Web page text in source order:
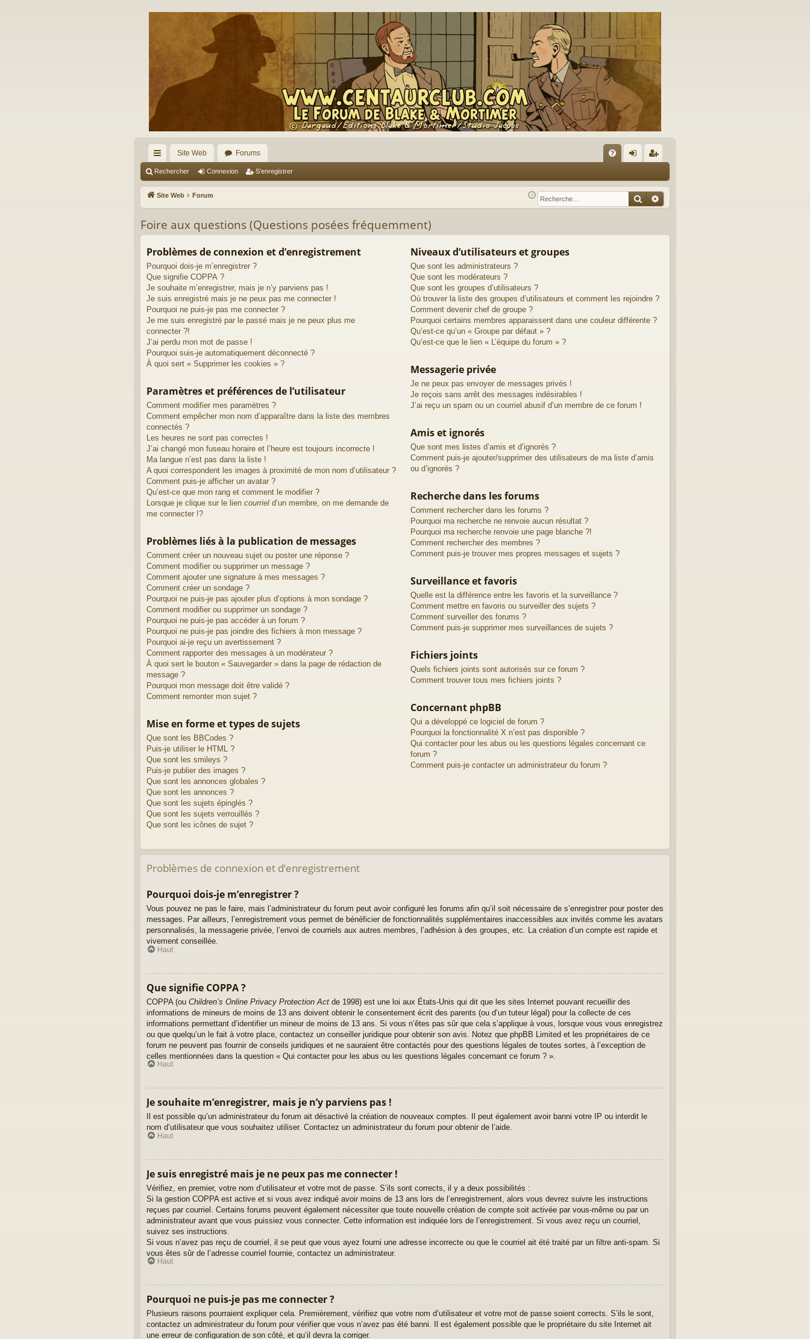
cc
ès
ra
pi
Site Web Forums
Q ne
xi
nr
eg
Rechercher Connexion S’enregistrer
Site Web Forum Rechercher
Recherche avancée
Foire aux questions (Questions posées fréquemment)
Problèmes de connexion et d’enregistrement
Pourquoi dois-je m’enregistrer ?
Que signifie COPPA ?
Je souhaite m’enregistrer, mais je n’y parviens pas !
Je suis enregistré mais je ne peux pas me connecter !
Pourquoi ne puis-je pas me connecter ?
Je me suis enregistré par le passé mais je ne peux plus me
connecter ?!
J’ai perdu mon mot de passe !
Pourquoi suis-je automatiquement déconnecté ?
À quoi sert « Supprimer les cookies » ?
Paramètres et préférences de l’utilisateur
Comment modifier mes paramètres ?
Comment empêcher mon nom d’apparaître dans la liste des membres
connectés ?
Les heures ne sont pas correctes !
J’ai changé mon fuseau horaire et l’heure est toujours incorrecte !
Ma langue n’est pas dans la liste !
A quoi correspondent les images à proximité de mon nom d’utilisateur ?
Comment puis-je afficher un avatar ?
Qu’est-ce que mon rang et comment le modifier ?
Lorsque je clique sur le lien courriel d’un membre, on me demande de
me connecter !?
Problèmes liés à la publication de messages
Comment créer un nouveau sujet ou poster une réponse ?
Comment modifier ou supprimer un message ?
Comment ajouter une signature à mes messages ?
Comment créer un sondage ?
Pourquoi ne puis-je pas ajouter plus d’options à mon sondage ?
Comment modifier ou supprimer un sondage ?
Pourquoi ne puis-je pas accéder à un forum ?
Pourquoi ne puis-je pas joindre des fichiers à mon message ?
Pourquoi ai-je reçu un avertissement ?
Comment rapporter des messages à un modérateur ?
À quoi sert le bouton « Sauvegarder » dans la page de rédaction de
message ?
Pourquoi mon message doit être validé ?
Comment remonter mon sujet ?
Mise en forme et types de sujets
Que sont les BBCodes ?
Puis-je utiliser le HTML ?
Que sont les smileys ?
Puis-je publier des images ?
Que sont les annonces globales ?
Que sont les annonces ?
Que sont les sujets épinglés ?
Que sont les sujets verrouillés ?
Que sont les icônes de sujet ?
Niveaux d’utilisateurs et groupes
Que sont les administrateurs ?
Que sont les modérateurs ?
Que sont les groupes d’utilisateurs ?
Où trouver la liste des groupes d’utilisateurs et comment les rejoindre ?
Comment devenir chef de groupe ?
Pourquoi certains membres apparaissent dans une couleur différente ?
Qu’est-ce qu’un « Groupe par défaut » ?
Qu’est-ce que le lien « L’équipe du forum » ?
Messagerie privée
Je ne peux pas envoyer de messages privés !
Je reçois sans arrêt des messages indésirables !
J’ai reçu un spam ou un courriel abusif d’un membre de ce forum !
Amis et ignorés
Que sont mes listes d’amis et d’ignorés ?
Comment puis-je ajouter/supprimer des utilisateurs de ma liste d’amis
ou d’ignorés ?
Recherche dans les forums
Comment rechercher dans les forums ?
Pourquoi ma recherche ne renvoie aucun résultat ?
Pourquoi ma recherche renvoie une page blanche ?!
Comment rechercher des membres ?
Comment puis-je trouver mes propres messages et sujets ?
Surveillance et favoris
Quelle est la différence entre les favoris et la surveillance ?
Comment mettre en favoris ou surveiller des sujets ?
Comment surveiller des forums ?
Comment puis-je supprimer mes surveillances de sujets ?
Fichiers joints
Quels fichiers joints sont autorisés sur ce forum ?
Comment trouver tous mes fichiers joints ?
Concernant phpBB
Qui a développé ce logiciel de forum ?
Pourquoi la fonctionnalité X n’est pas disponible ?
Qui contacter pour les abus ou les questions légales concernant ce
forum ?
Comment puis-je contacter un administrateur du forum ?
Problèmes de connexion et d’enregistrement
Pourquoi dois-je m’enregistrer ?
Vous pouvez ne pas le faire, mais l’administrateur du forum peut avoir configuré les forums afin qu’il soit nécessaire de s’enregistrer pour poster des
messages. Par ailleurs, l’enregistrement vous permet de bénéficier de fonctionnalités supplémentaires inaccessibles aux invités comme les avatars
personnalisés, la messagerie privée, l’envoi de courriels aux autres membres, l’adhésion à des groupes, etc. La création d’un compte est rapide et
vivement conseillée.
Haut
Que signifie COPPA ?
COPPA (ou Children’s Online Privacy Protection Act de 1998) est une loi aux États-Unis qui dit que les sites Internet pouvant recueillir des
informations de mineurs de moins de 13 ans doivent obtenir le consentement écrit des parents (ou d’un tuteur légal) pour la collecte de ces
informations permettant d’identifier un mineur de moins de 13 ans. Si vous n’êtes pas sûr que cela s’applique à vous, lorsque vous vous enregistrez
ou que quelqu’un le fait à votre place, contactez un conseiller juridique pour obtenir son avis. Notez que phpBB Limited et les propriétaires de ce
forum ne peuvent pas fournir de conseils juridiques et ne sauraient être contactés pour des questions légales de toutes sortes, à l’exception de
celles mentionnées dans la question « Qui contacter pour les abus ou les questions légales concernant ce forum ? ».
Haut
Je souhaite m’enregistrer, mais je n’y parviens pas !
Il est possible qu’un administrateur du forum ait désactivé la création de nouveaux comptes. Il peut également avoir banni votre IP ou interdit le
nom d’utilisateur que vous souhaitez utiliser. Contactez un administrateur du forum pour obtenir de l’aide.
Haut
Je suis enregistré mais je ne peux pas me connecter !
Vérifiez, en premier, votre nom d’utilisateur et votre mot de passe. S’ils sont corrects, il y a deux possibilités :
Si la gestion COPPA est active et si vous avez indiqué avoir moins de 13 ans lors de l’enregistrement, alors vous devrez suivre les instructions
reçues par courriel. Certains forums peuvent également nécessiter que toute nouvelle création de compte soit activée par vous-même ou par un
administrateur avant que vous puissiez vous connecter. Cette information est indiquée lors de l’enregistrement. Si vous avez reçu un courriel,
suivez ses instructions.
Si vous n’avez pas reçu de courriel, il se peut que vous ayez fourni une adresse incorrecte ou que le courriel ait été traité par un filtre anti-spam. Si
vous êtes sûr de l’adresse courriel fournie, contactez un administrateur.
Haut
Pourquoi ne puis-je pas me connecter ?
Plusieurs raisons pourraient expliquer cela. Premièrement, vérifiez que votre nom d’utilisateur et votre mot de passe soient corrects. S’ils le sont,
contactez un administrateur du forum pour vérifier que vous n’avez pas été banni. Il est également possible que le propriétaire du site Internet ait
une erreur de configuration de son côté, et qu’il devra la corriger.